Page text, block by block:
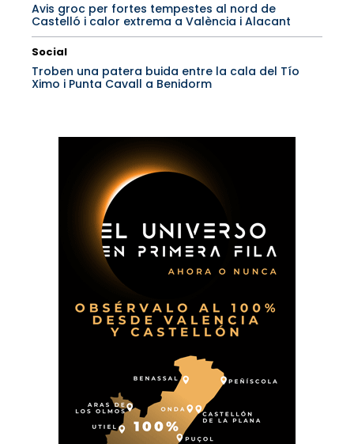
Avis groc per fortes tempestes al nord de
Castelló i calor extrema a València i Alacant
Social
Troben una patera buida entre la cala del Tío
Ximo i Punta Cavall a Benidorm